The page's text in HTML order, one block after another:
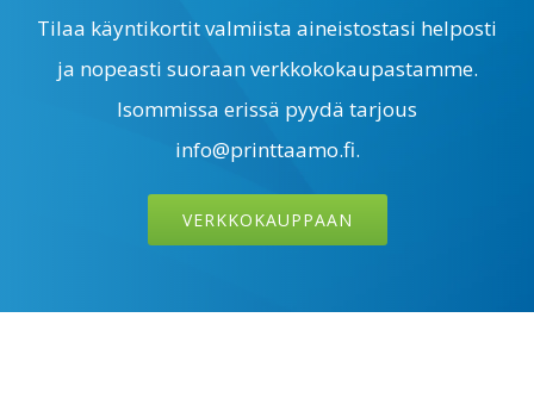
Tilaa käyntikortit valmiista aineistostasi helposti
ja nopeasti suoraan verkkokokaupastamme.
Isommissa erissä pyydä tarjous
info@printtaamo.fi.
VERKKOKAUPPAAN